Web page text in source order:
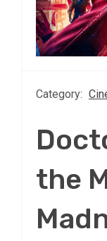
Category:
the